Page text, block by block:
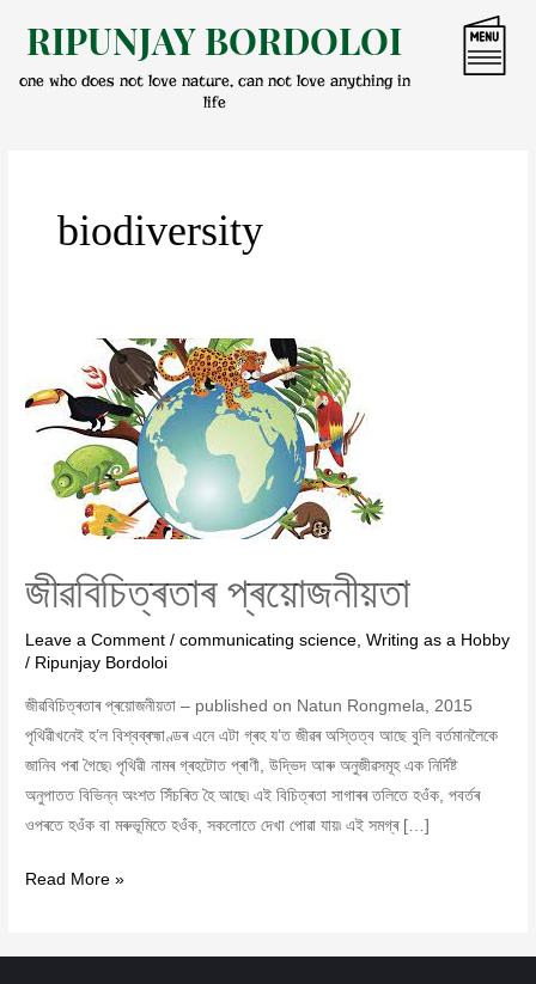
content
RIPUNJAY BORDOLOI
one who does not love nature, can not love anything in
life
biodiversity
জীৱবিচিত্ৰতাৰ প্ৰয়োজনীয়তা
Leave a Comment /communicating science ,Writing as a Hobby
/ Ripunjay Bordoloi
জীৱবিচিত্ৰতাৰ প্ৰয়োজনীয়তা – published on Natun Rongmela, 2015
পৃথিৱীখনেই হ’ল বিশ্বব্ৰহ্মাণ্ডৰ এনে এটা গ্ৰহ য’ত জীৱৰ অস্তিত্ব আছে বুলি বৰ্তমানলৈকে
জানিব পৰা গৈছে৷ পৃথিৱী নামৰ গ্ৰহটোত প্ৰাণী, উদ্ভিদ আৰু অনুজীৱসমূহ এক নিৰ্দিষ্ট
অনুপাতত বিভিন্ন অংশত সিঁচৰিত হৈ আছে৷ এই বিচিত্ৰতা সাগাৰৰ তলিতে হওঁক, পবৰ্তৰ
ওপৰতে হওঁক বা মৰুভূমিতে হওঁক, সকলোতে দেখা পোৱা যায়৷ এই সমগ্ৰ […]
প্ৰয়োজনীয়তা
Read More »